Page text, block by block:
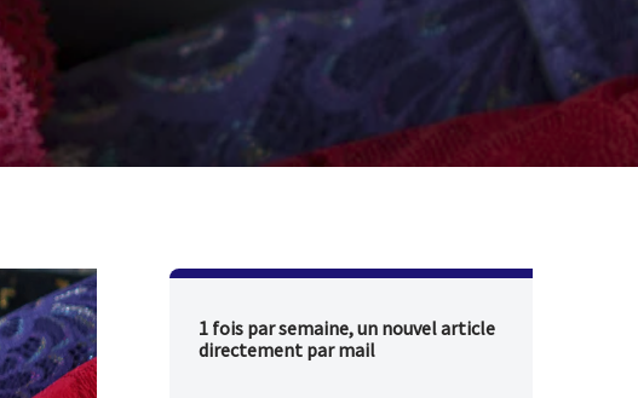
1 fois par semaine, un nouvel article
directement par mail